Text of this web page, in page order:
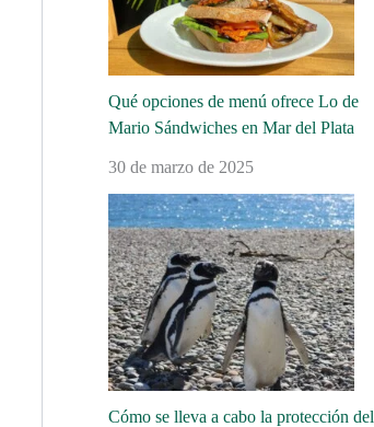
Qué opciones de menú ofrece Lo de
Mario Sándwiches en Mar del Plata
30 de marzo de 2025
Cómo se lleva a cabo la protección del